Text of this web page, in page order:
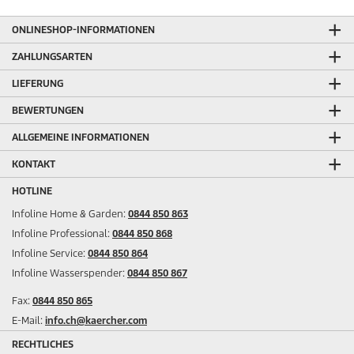
ONLINESHOP-INFORMATIONEN
ZAHLUNGSARTEN
LIEFERUNG
BEWERTUNGEN
ALLGEMEINE INFORMATIONEN
KONTAKT
HOTLINE
Infoline Home & Garden: 0844 850 863
Infoline Professional: 0844 850 868
Infoline Service: 0844 850 864
Infoline Wasserspender: 0844 850 867
Fax: 0844 850 865
E-Mail: info.ch@kaercher.com
RECHTLICHES